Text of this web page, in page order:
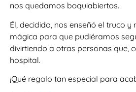
nos quedamos boquiabiertos.
Él, decidido, nos enseñó el truco
mágica para que pudiéramos
divirtiendo a otras personas que,
hospital.
¡Qué regalo tan especial para